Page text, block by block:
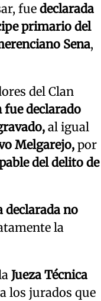
fuedeclarada
primario del
Sena,
del Clan
fue declarado
al igual
Melgarejo, por
del delito de
declarada no
la
Jueza Técnica
los jurados que